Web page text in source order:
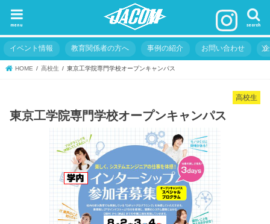
search
menu
イベント情報 教育関係者の方へ 事例の紹介 お問い合わせ
HOME 高校生 東京工学院専門学校オープンキャンパス
高校生
東京工学院専門学校オープンキャンパス